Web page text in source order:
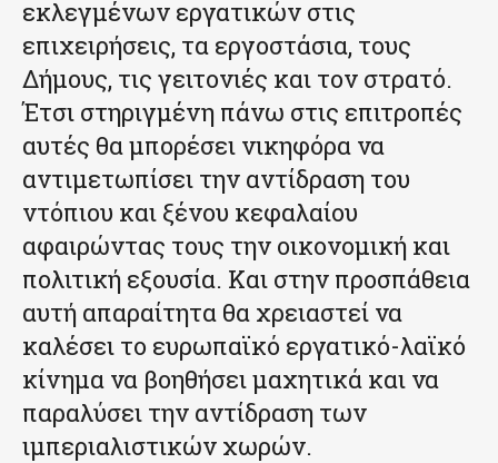
εκλεγμένων εργατικών στις
επιχειρήσεις, τα εργοστάσια, τους
Δήμους, τις γειτονιές και τον στρατό.
Έτσι στηριγμένη πάνω στις επιτροπές
αυτές θα μπορέσει νικηφόρα να
αντιμετωπίσει την αντίδραση του
ντόπιου και ξένου κεφαλαίου
αφαιρώντας τους την οικονομική και
πολιτική εξουσία. Και στην προσπάθεια
αυτή απαραίτητα θα χρειαστεί να
καλέσει το ευρωπαϊκό εργατικό-λαϊκό
κίνημα να βοηθήσει μαχητικά και να
παραλύσει την αντίδραση των
ιμπεριαλιστικών χωρών.